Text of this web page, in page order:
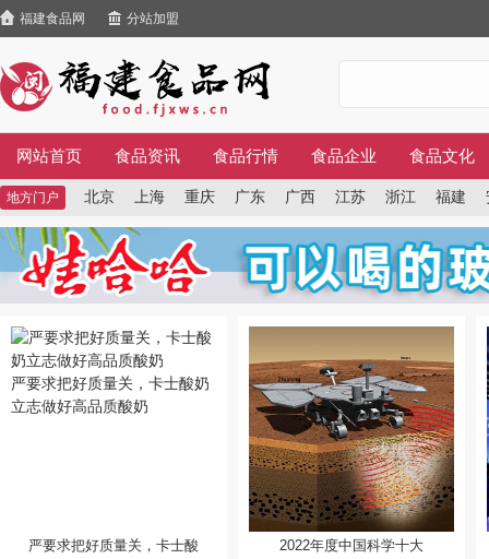
福建食品网 分站加盟
网站首页 食品资讯 食品行情 食品企业 食品文化
地方门户 北京 上海 重庆 广东 广西 江苏 浙江 福建
严要求把好质量关，卡士酸奶
立志做好高品质酸奶
严要求把好质量关，卡士酸
2022年度中国科学十大进展发
2022年度中国科学十大